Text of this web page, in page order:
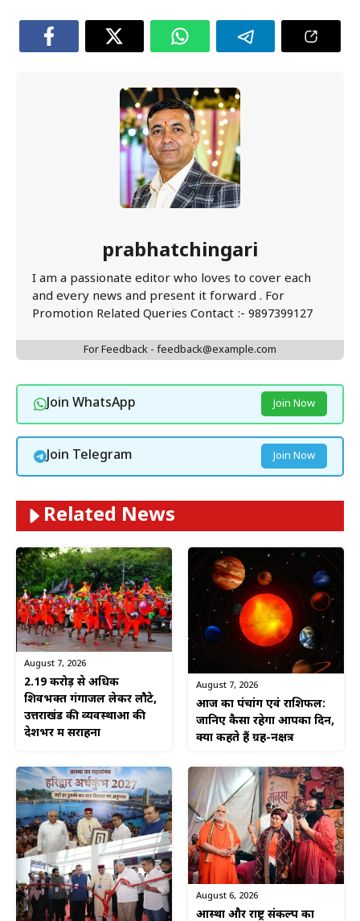
prabhatchingari
I am a passionate editor who loves to cover each
and every news and present it forward . For
Promotion Related Queries Contact :- 9897399127
For Feedback - feedback@example.com
Join WhatsApp Join Now
Join Telegram Join Now
Related News
August 7, 2026
2.19 करोड़ से अधिक
शिवभक्त गंगाजल लेकर लौटे,
उत्तराखंड की व्यवस्थाओं की
देशभर में सराहना
August 7, 2026
आज का पंचांग एवं राशिफल:
जानिए कैसा रहेगा आपका दिन,
क्या कहते हैं ग्रह-नक्षत्र
August 6, 2026
आस्था और राष्ट्र संकल्प का